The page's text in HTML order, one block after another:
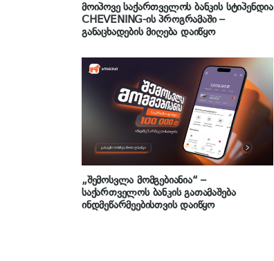
მოიპოვე საქართველოს ბანკის სტიპენდია
CHEVENING-ის პროგრამაში –
განაცხადების მიღება დაიწყო
„შემოსვლა მომგებიანია“ –
საქართველოს ბანკის გათამაშება
ინდმეწარმეებისთვის დაიწყო